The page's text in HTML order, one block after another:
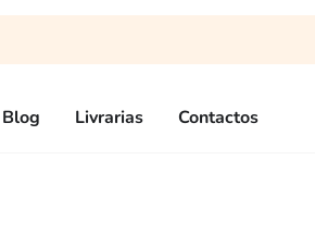
Blog Livrarias Contactos